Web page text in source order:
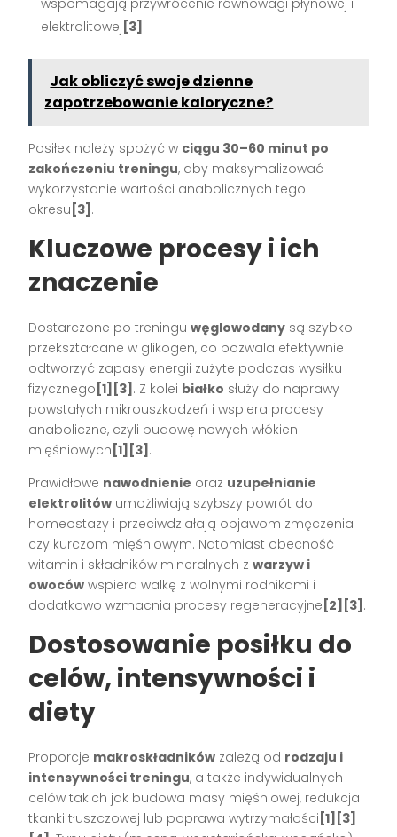
elektrolitowej [3]
Jak obliczyć swoje dzienne
zapotrzebowanie kaloryczne?
Posiłek należy spożyć w ciągu 30–60 minut po
zakończeniu treningu, aby maksymalizować
wykorzystanie wartości anabolicznych tego
okresu [3] .
Kluczowe procesy i ich
znaczenie
Dostarczone po treninguwęglowodany są szybko
przekształcane w glikogen, co pozwala efektywnie
odtworzyć zapasy energii zużyte podczas wysiłku
fizycznego [1][3] . Z kolei białko służy do naprawy
powstałych mikrouszkodzeń i wspiera procesy
anaboliczne, czyli budowę nowych włókien
mięśniowych [1][3] .
Prawidłowe nawodnienie oraz uzupełnianie
elektrolitów umożliwiają szybszy powrót do
homeostazy i przeciwdziałają objawom zmęczenia
czy kurczom mięśniowym. Natomiast obecność
witamin i składników mineralnych zwarzyw i
owoców wspiera walkę z wolnymi rodnikami i
dodatkowo wzmacnia procesy regeneracyjne [2][3] .
Dostosowanie posiłku do
celów, intensywności i
diety
Proporcje makroskładników zależą od rodzaju i
intensywności treningu, a także indywidualnych
celów takich jak budowa masy mięśniowej, redukcja
tkanki tłuszczowej lub poprawa wytrzymałości [1][3]